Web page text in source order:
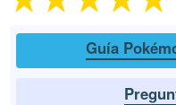
Guía